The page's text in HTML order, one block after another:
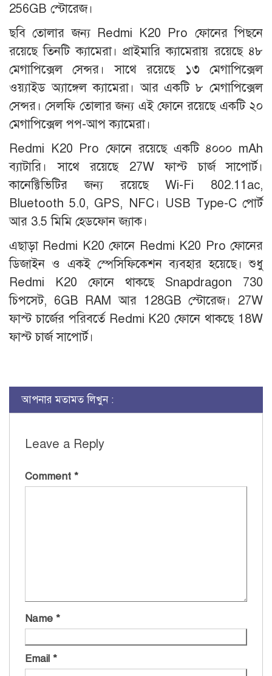
256GB স্টোরেজ।
ছবি তোলার জন্য Redmi K20 Pro ফোনের পিছনে
রয়েছে তিনটি ক্যামেরা। প্রাইমারি ক্যামেরায় রয়েছে ৪৮
মেগাপিক্সেল সেন্সর। সাথে রয়েছে ১৩ মেগাপিক্সেল
ওয়্যাইড অ্যাঙ্গেল ক্যামেরা। আর একটি ৮ মেগাপিক্সেল
সেন্সর। সেলফি তোলার জন্য এই ফোনে রয়েছে একটি ২০
মেগাপিক্সেল পপ-আপ ক্যামেরা।
Redmi K20 Pro ফোনে রয়েছে একটি ৪০০০ mAh
ব্যাটারি। সাথে রয়েছে 27W ফাস্ট চার্জ সাপোর্ট।
কানেক্টিভিটির জন্য রয়েছে Wi-Fi 802.11ac,
Bluetooth 5.0, GPS, NFC। USB Type-C পোর্ট
আর 3.5 মিমি হেডফোন জ্যাক।
এছাড়া Redmi K20 ফোনে Redmi K20 Pro ফোনের
ডিজাইন ও একই স্পেসিফিকেশন ব্যবহার হয়েছে। শুধু
Redmi K20 ফোনে থাকছে Snapdragon 730
চিপসেট, 6GB RAM আর 128GB স্টোরেজ। 27W
ফাস্ট চার্জের পরিবর্তে Redmi K20 ফোনে থাকছে 18W
ফাস্ট চার্জ সাপোর্ট।
আপনার মতামত লিখুন :
Leave a Reply
Comment *
Name *
Email *